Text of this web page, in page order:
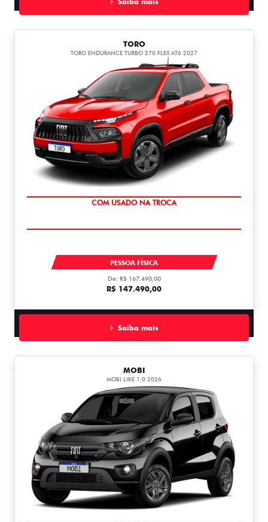
TORO
TORO ENDURANCE TURBO 270 FLEX AT6 2027
OPORTUNIDADE
TORO ENDURANCE TURBO 270 FLEX 2027
PESSOA FÍSICA
De: R$ 167.490,00
R$ 147.490,00
Saiba mais
MOBI
MOBI LIKE 1.0 2026